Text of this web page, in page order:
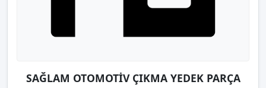
SAĞLAM OTOMOTİV ÇIKMA YEDEK PARÇA